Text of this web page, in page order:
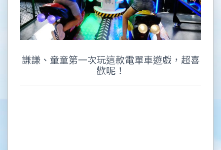
謙謙、童童第一次玩這款電單車遊戲，超喜
歡呢！